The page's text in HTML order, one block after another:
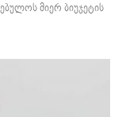
მიერ ბიუჯეტის